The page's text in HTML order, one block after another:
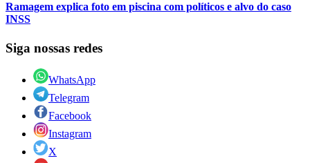
Ramagem explica foto em piscina com políticos e alvo do caso
INSS
Siga nossas redes
WhatsApp
Telegram
Facebook
Instagram
X